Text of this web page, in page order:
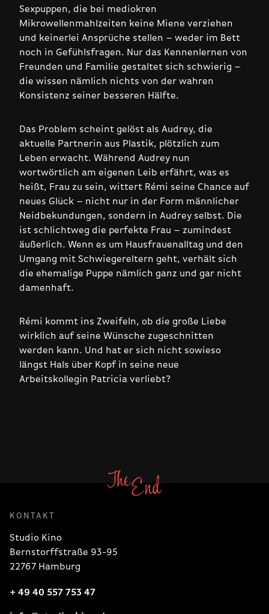
Sexpuppen, die bei mediokren
Mikrowellenmahlzeiten keine Miene verziehen
und keinerlei Ansprüche stellen – weder im Bett
noch in Gefühlsfragen. Nur das Kennenlernen von
Freunden und Familie gestaltet sich schwierig –
die wissen nämlich nichts von der wahren
Konsistenz seiner besseren Hälfte.
Das Problem scheint gelöst als Audrey, die
aktuelle Partnerin aus Plastik, plötzlich zum
Leben erwacht. Während Audrey nun
wortwörtlich am eigenen Leib erfährt, was es
heißt, Frau zu sein, wittert Rémi seine Chance auf
neues Glück – nicht nur in der Form männlicher
Neidbekundungen, sondern in Audrey selbst. Die
ist schlichtweg die perfekte Frau – zumindest
äußerlich. Wenn es um Hausfrauenalltag und den
Umgang mit Schwiegereltern geht, verhält sich
die ehemalige Puppe nämlich ganz und gar nicht
damenhaft.
Rémi kommt ins Zweifeln, ob die große Liebe
wirklich auf seine Wünsche zugeschnitten
werden kann. Und hat er sich nicht sowieso
längst Hals über Kopf in seine neue
Arbeitskollegin Patricia verliebt?
KONTAKT
Studio Kino
Bernstorffstraße 93-95
22767 Hamburg
+ 49 40 557 753 47